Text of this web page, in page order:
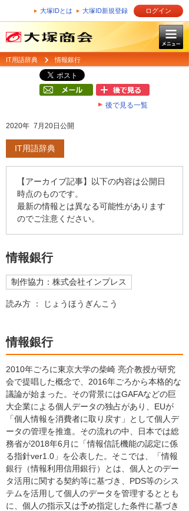
大塚IDとは 大塚ID新規登録 ログイン
IT用語辞典 情報銀行
後で見る一覧
2020年 7月20日公開
IT用語辞典
【アーカイブ記事】以下の内容は公開日
時点のものです。
最新の情報とは異なる可能性があります
のでご注意ください。
情報銀行
制作協力：株式会社インプレス
読み方 ： じょうほうぎんこう
情報銀行
2010年ごろに東京大学の柴崎 亮介教授が研究
会で提唱した概念で、2016年ごろから本格的な
議論が始まった。その背景にはGAFAなどの巨
大企業による個人データの独占があり、EUが
「個人情報を消費者に取り戻す」として個人デ
ータの管理を推進。その流れの中、日本では総
務省が2018年6月に「情報信託機能の認定に係
る指針ver1.0」を公表した。そこでは、「情報
銀行（情報利用信用銀行）とは、個人とのデー
タ活用に関する契約等に基づき、PDS等のシス
テムを活用して個人のデータを管理するととも
に、個人の指示又は予め指定した条件に基づき